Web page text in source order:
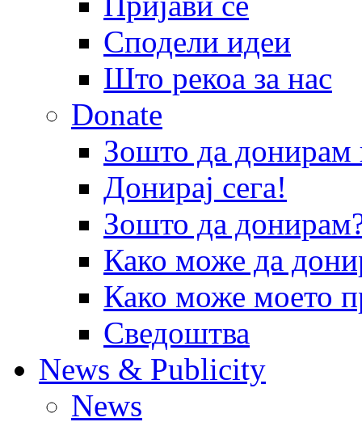
Сподели идеи
Што рекоа за нас
Donate
Зошто да
Донирај сега!
Зошто да
Како може да
Како може моето
Сведоштва
News & Publicity
News